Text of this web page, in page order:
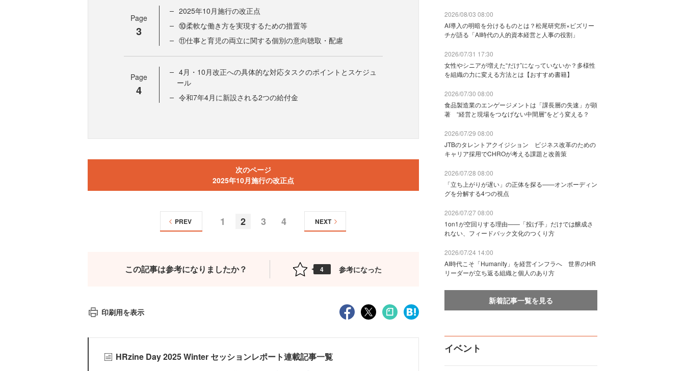
Page
3
2025年10月施行の改正点
⑩柔軟な働き方を実現するための措置等
⑪仕事と育児の両立に関する個別の意向聴取・配慮
Page
4
4月・10月改正への具体的な対応タスクのポイントとスケジュ
ール
令和7年4月に新設される2つの給付金
次のページ
2025年10月施行の改正点
1 2 3 4
PREV NEXT
この記事は参考になりましたか？ 4 参考になった
印刷用を表示
HRzine Day 2025 Winter セッションレポート連載記事一覧
2026/08/03 08:00
AI導入の明暗を分けるものとは？松尾研究所×ビズリー
チが語る「AI時代の人的資本経営と人事の役割」
2026/07/31 17:30
女性やシニアが増えた“だけ”になっていないか？多様性
を組織の力に変える方法とは【おすすめ書籍】
2026/07/30 08:00
食品製造業のエンゲージメントは「課長層の失速」が顕
著 “経営と現場をつなげない中間層”をどう変える？
2026/07/29 08:00
JTBのタレントアクイジション ビジネス改革のための
キャリア採用でCHROが考える課題と改善策
2026/07/28 08:00
「立ち上がりが遅い」の正体を探る——オンボーディン
グを分解する4つの視点
2026/07/27 08:00
1on1が空回りする理由——「投げ手」だけでは醸成さ
れない、フィードバック文化のつくり方
2026/07/24 14:00
AI時代こそ「Humanity」を経営インフラへ 世界のHR
リーダーが立ち返る組織と個人のあり方
新着記事一覧を見る
イベント